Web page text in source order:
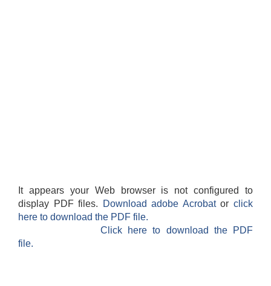
It appears your Web browser is not configured to
display PDF files.
Download adobe Acrobatorclick
here to download the PDF file.
Click here to download the PDF
file.